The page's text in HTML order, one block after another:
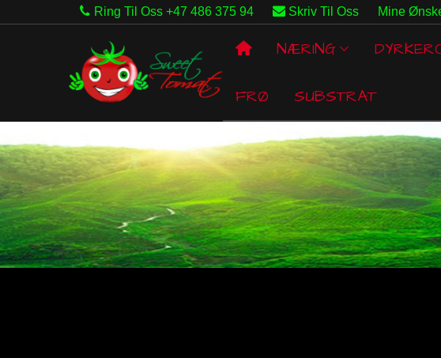
Ring Til Oss +47 486 375 94 Skriv Til Oss Mine
NÆRING
FRØ SUBSTRAT